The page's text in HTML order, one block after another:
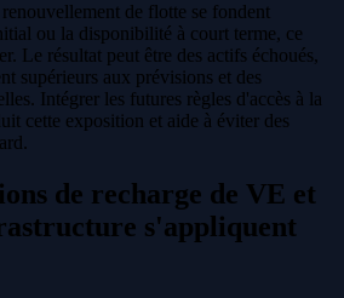
de flotte se fondent
ou la disponibilité à court terme, ce
Le résultat peut être des actifs échoués,
supérieurs aux prévisions et des
Intégrer les futures règles d'accès à la
cette exposition et aide à éviter des
de recharge de VE et
s'appliquent